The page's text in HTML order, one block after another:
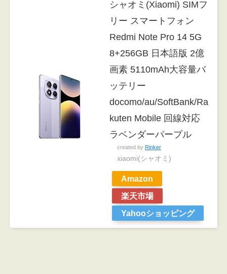
シャオミ(Xiaomi) SIMフ
リー スマートフォン
Redmi Note Pro 14 5G
8+256GB 日本語版 2億
画素 5110mAh大容量バ
ッテリー
docomo/au/SoftBank/Ra
kuten Mobile 回線対応
ラベンダーパープル
created by Rinker
xiaomi(シャオミ)
Amazon
楽天市場
Yahooショッピング